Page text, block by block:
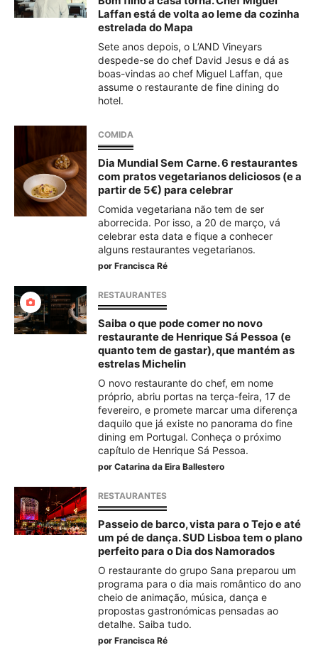
Laffan está de volta ao leme da cozinha
estrelada do Mapa
Sete anos depois, o L’AND Vineyars
despede-se do chef David Jesus e dá as
boas-vindas ao chef Miguel Laffan, que
assume o restaurante de fine dining do
hotel.
COMIDA
Dia Mundial Sem Carne. 6 restaurantes
com pratos vegetarianos deliciosos (e a
partir de 5€) para celebrar
Comida vegetariana não tem de ser
aborrecida. Por isso, a 20 de março, vá
celebrar esta data e fique a conhecer
alguns restaurantes vegetarianos.
por Francisca Ré
RESTAURANTES
Saiba o que pode comer no novo
restaurante de Henrique Sá Pessoa (e
quanto tem de gastar), que mantém as
estrelas Michelin
O novo restaurante do chef, em nome
próprio, abriu portas na terça-feira, 17 de
fevereiro, e promete marcar uma diferença
daquilo que já existe no panorama do fine
dining em Portugal. Conheça o próximo
capítulo de Henrique Sá Pessoa.
por Catarina da Eira Ballestero
RESTAURANTES
Passeio de barco, vista para o Tejo e até
um pé de dança. SUD Lisboa tem o plano
perfeito para o Dia dos Namorados
O restaurante do grupo Sana preparou um
programa para o dia mais romântico do ano
cheio de animação, música, dança e
propostas gastronómicas pensadas ao
detalhe. Saiba tudo.
por Francisca Ré